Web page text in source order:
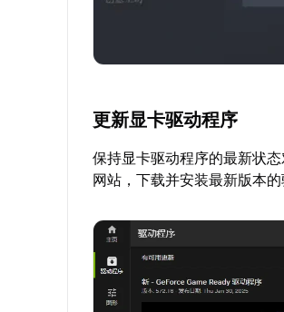
更新显卡驱动程序
保持显卡驱动程序的最新状
网站，下载并安装最新版本